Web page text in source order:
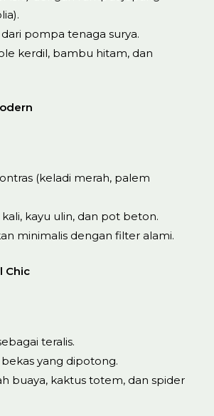
pompa tenaga surya.
kerdil, bambu hitam, dan
(keladi merah, palem
kayu ulin, dan pot beton.
minimalis dengan filter alami.
Chic
teralis.
yang dipotong.
buaya, kaktus totem, dan spider